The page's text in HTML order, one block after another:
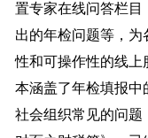
置专家在线问答栏目
出的年检问题等，
性和可操作性的线上
本涵盖了年检填报中
社会组织常见的问题